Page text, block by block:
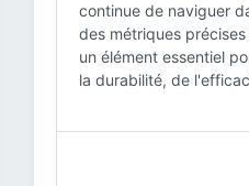
continue de naviguer
des métriques
un élément essentiel
la durabilité, de